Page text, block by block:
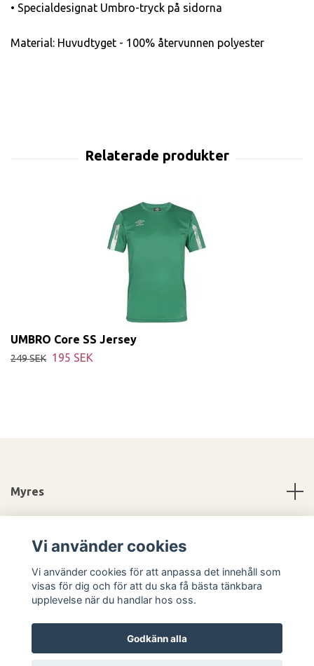
• Specialdesignat Umbro-tryck på sidorna
Material: Huvudtyget - 100% återvunnen polyester
UMBRO Core SS Jersey
249 SEK 195 SEK
Myres
Sociala medier
Vi använder cookies
Vi använder cookies för att anpassa det innehåll som
visas för dig och för att du ska få bästa tänkbara
upplevelse när du handlar hos oss.
Godkänn alla